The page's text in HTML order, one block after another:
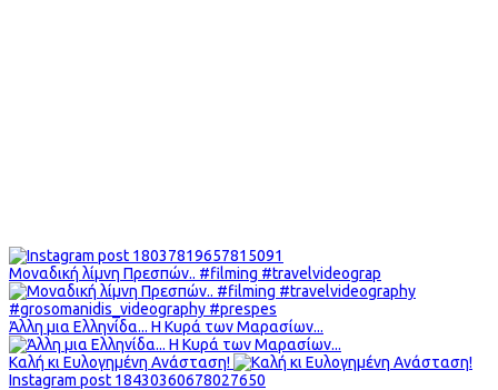
Μοναδική λίμνη Πρεσπών.. #filming #travelvideograp
Άλλη μια Ελληνίδα... Η Κυρά των Μαρασίων...
Καλή κι Ευλογημένη Ανάσταση!
Instagram post 18430360678027650